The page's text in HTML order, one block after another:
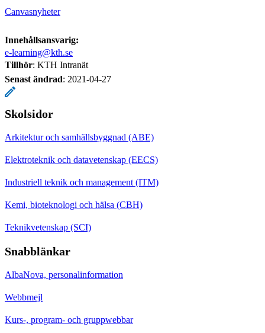
Canvasnyheter
Innehållsansvarig:
e-learning@kth.se
Tillhör: KTH Intranät
Senast ändrad: 2021-04-27
Skolsidor
Arkitektur och samhällsbyggnad (ABE)
Elektroteknik och datavetenskap (EECS)
Industriell teknik och management (ITM)
Kemi, bioteknologi och hälsa (CBH)
Teknikvetenskap (SCI)
Snabblänkar
AlbaNova, personalinformation
Webbmejl
Kurs-, program- och gruppwebbar